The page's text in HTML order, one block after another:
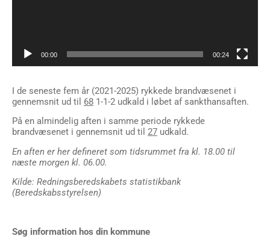
00:00 00:24
I de seneste fem år (2021-2025) rykkede brandvæsenet i
gennemsnit ud til 68 1-1-2 udkald i løbet af sankthansaften.
På en almindelig aften i samme periode rykkede
brandvæsenet i gennemsnit ud til 27 udkald.
En aften er her defineret som tidsrummet fra kl. 18.00 til
næste morgen kl. 06.00.
Kilde: Redningsberedskabets statistikbank
(Beredskabsstyrelsen)
Søg information hos din kommune